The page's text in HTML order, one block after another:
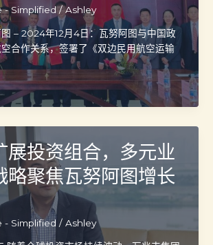
- Simplified/Ashley
– 2024年12月4日：瓦努阿图与中国政
合作关系，签署了《双边民用航空运输
展投资组合，多元业
略聚焦瓦努阿图增长
- Simplified / Ashley